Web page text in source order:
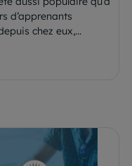
d’apprenants
chez eux,...